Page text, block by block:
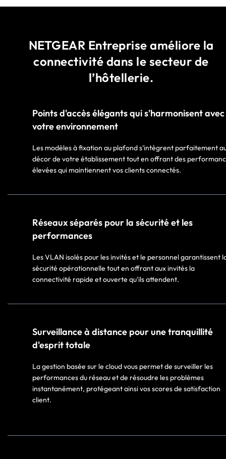
NETGEAR Entreprise améliore la
connectivité dans le secteur de
l’hôtellerie.
Points d'accès élégants qui s'harmonisent avec
votre environnement
Les modèles à fixation au plafond s’intègrent parfaitement
décor de votre établissement tout en offrant des
élevées qui maintiennent vos clients connectés.
Réseaux séparés pour la sécurité et les
performances
Les VLAN isolés pour les invités et le personnel garantissent
sécurité opérationnelle tout en offrant aux invités la
connectivité rapide et ouverte qu'ils attendent.​
Surveillance à distance pour une tranquillité
d'esprit totale
La gestion basée sur le cloud vous permet de surveiller les
performances du réseau et de résoudre les problèmes
instantanément, protégeant ainsi vos scores de satisfaction
client.